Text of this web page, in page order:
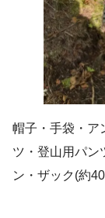
帽子・手袋・ア
ツ・登山用パン
ン・ザック(約